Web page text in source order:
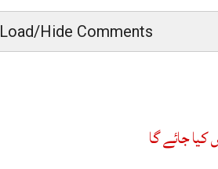
Load/Hide Comments
جائے گا